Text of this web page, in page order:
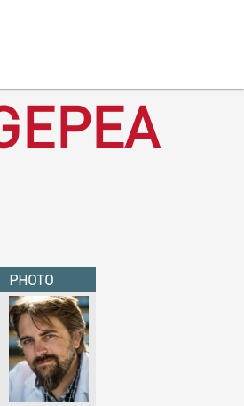
PHOTO